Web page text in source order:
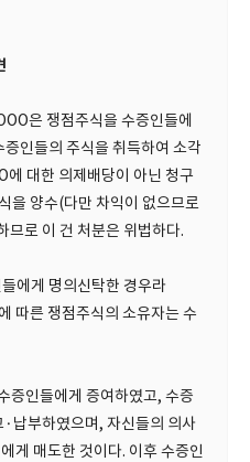
은 쟁점주식을 수증인들에
인들의 주식을 취득하여 소각
에 대한 의제배당이 아닌 청구
을 양수(다만 차익이 없으므로
므로 이 건 처분은 위법하다.
에게 명의신탁한 경우라
따른 쟁점주식의 소유자는 수
증인들에게 증여하였고, 수증
납부하였으며, 자신들의 의사
게 매도한 것이다. 이후 수증인